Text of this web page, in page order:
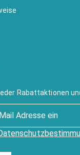
Rabattaktionen